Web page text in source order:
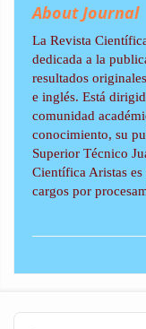
About Journal
La Revista
dedicada a la
resultados
e inglés. Está
comunidad
conocimiento, su
Superior Técnico
Científica Aristas
cargos por